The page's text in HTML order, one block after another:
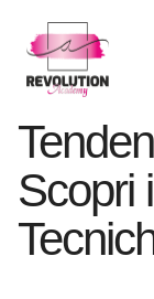
Scopri